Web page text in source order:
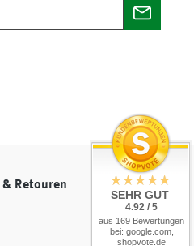
Retouren
SEHR GUT
4.92 / 5
aus 169 Bewertungen
bei: google.com,
shopvote.de